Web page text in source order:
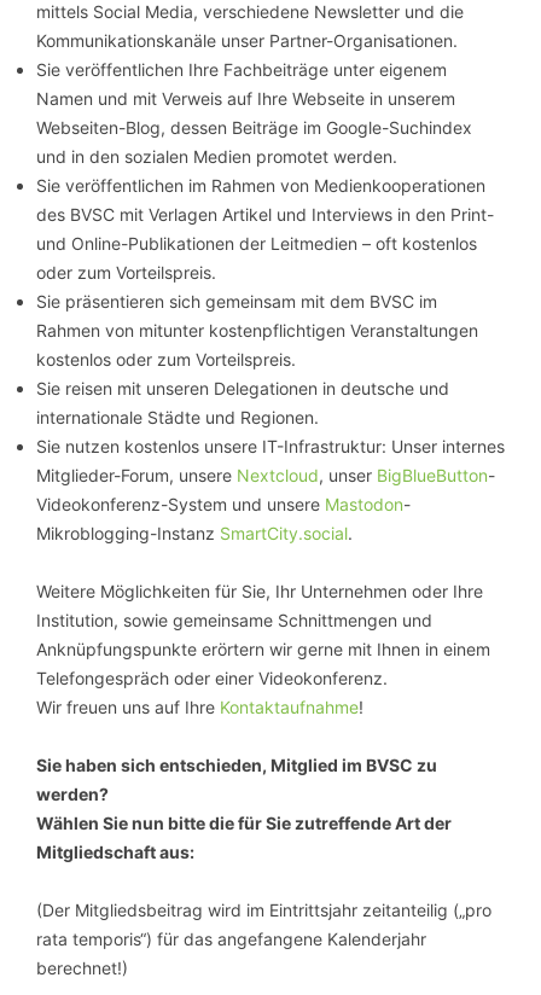
mittels Social Media, verschiedene Newsletter und die
Kommunikationskanäle unser Partner-Organisationen.
Sie veröffentlichen Ihre Fachbeiträge unter eigenem
Namen und mit Verweis auf Ihre Webseite in unserem
Webseiten-Blog, dessen Beiträge im Google-Suchindex
und in den sozialen Medien promotet werden.
Sie veröffentlichen im Rahmen von Medienkooperationen
des BVSC mit Verlagen Artikel und Interviews in den Print-
und Online-Publikationen der Leitmedien – oft kostenlos
oder zum Vorteilspreis.
Sie präsentieren sich gemeinsam mit dem BVSC im
Rahmen von mitunter kostenpflichtigen Veranstaltungen
kostenlos oder zum Vorteilspreis.
Sie reisen mit unseren Delegationen in deutsche und
internationale Städte und Regionen.
Sie nutzen kostenlos unsere IT-Infrastruktur: Unser internes
Mitglieder-Forum, unsere Nextcloud, unser BigBlueButton-
Videokonferenz-System und unsere Mastodon-
Mikroblogging-Instanz SmartCity.social.
Weitere Möglichkeiten für Sie, Ihr Unternehmen oder Ihre
Institution, sowie gemeinsame Schnittmengen und
Anknüpfungspunkte erörtern wir gerne mit Ihnen in einem
Telefongespräch oder einer Videokonferenz.
Wir freuen uns auf Ihre Kontaktaufnahme!
Sie haben sich entschieden, Mitglied im BVSC zu
werden?
Wählen Sie nun bitte die für Sie zutreffende Art der
Mitgliedschaft aus:
(Der Mitgliedsbeitrag wird im Eintrittsjahr zeitanteilig („pro
rata temporis“) für das angefangene Kalenderjahr
berechnet!)